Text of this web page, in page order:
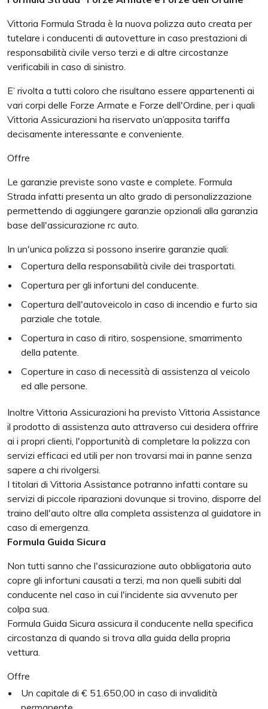
Vittoria Formula Strada è la nuova polizza auto creata per
tutelare i conducenti di autovetture in caso prestazioni di
responsabilità civile verso terzi e di altre circostanze
verificabili in caso di sinistro.
E’ rivolta a tutti coloro che risultano essere appartenenti ai
vari corpi delle Forze Armate e Forze dell'Ordine, per i quali
Vittoria Assicurazioni ha riservato un’apposita tariffa
decisamente interessante e conveniente.
Offre
Le garanzie previste sono vaste e complete. Formula
Strada infatti presenta un alto grado di personalizzazione
permettendo di aggiungere garanzie opzionali alla garanzia
base dell'assicurazione rc auto.
In un'unica polizza si possono inserire garanzie quali:
Copertura della responsabilità civile dei trasportati.
Copertura per gli infortuni del conducente.
Copertura dell'autoveicolo in caso di incendio e furto sia
parziale che totale.
Copertura in caso di ritiro, sospensione, smarrimento
della patente.
Coperture in caso di necessità di assistenza al veicolo
ed alle persone.
Inoltre Vittoria Assicurazioni ha previsto Vittoria Assistance
il prodotto di assistenza auto attraverso cui desidera offrire
ai i propri clienti, l'opportunità di completare la polizza con
servizi efficaci ed utili per non trovarsi mai in panne senza
sapere a chi rivolgersi.
I titolari di Vittoria Assistance potranno infatti contare su
servizi di piccole riparazioni dovunque si trovino, disporre del
traino dell'auto oltre alla completa assistenza al guidatore in
caso di emergenza.
Formula Guida Sicura
Non tutti sanno che l'assicurazione auto obbligatoria auto
copre gli infortuni causati a terzi, ma non quelli subiti dal
conducente nel caso in cui l'incidente sia avvenuto per
colpa sua.
Formula Guida Sicura assicura il conducente nella specifica
circostanza di quando si trova alla guida della propria
vettura.
Offre
Un capitale di € 51.650,00 in caso di invalidità